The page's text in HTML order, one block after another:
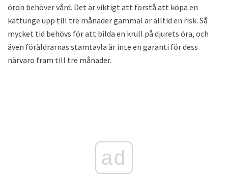
öron behöver vård. Det är viktigt att förstå att köpa en
kattunge upp till tre månader gammal är alltid en risk. Så
mycket tid behövs för att bilda en krull på djurets öra, och
även föräldrarnas stamtavla är inte en garanti för dess
närvaro fram till tre månader.
ad